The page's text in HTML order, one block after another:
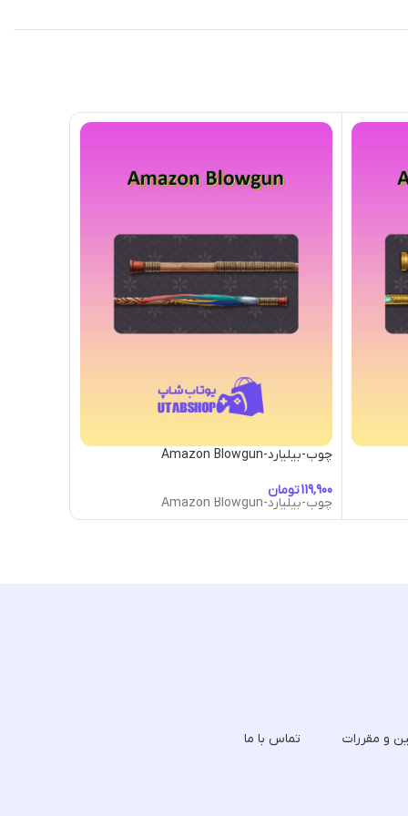
چوب-بیلیارد-Amazon Blowgun
تومان
چوب-بیلیارد-Amazon Blowgun
و مقررات تماس با ما